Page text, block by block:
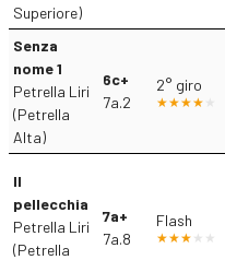
Superiore)
Senza
nome 1
Petrella Liri
(Petrella
Alta)
6c+
7a.2
2° giro
Il
pellecchia
Petrella Liri
(Petrella
7a+
7a.8
Flash